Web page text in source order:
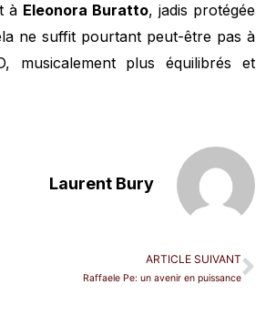
à Eleonora Buratto, jadis protégée
ne suffit pourtant peut-être pas à
musicalement plus équilibrés et
Laurent Bury
ARTICLE SUIVANT
Raffaele Pe: un avenir en puissance